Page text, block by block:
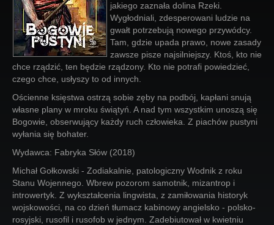
Więcej
Login
jakiego zaznała dolina Rzeki.
Wygłodniali, zdesperowani ludzie na
gwałt potrzebują nowego przywódcy.
Tam, gdzie upada prawo, nowe zasady
zawsze pisze najsilniejszy. Ktoś, kto nie
chce rządzić, ten będzie rządzony. Kto nie potrafi powiedzieć,
czego chce, usłyszy to od innych.
Ościenne księstwa ostrzą sobie zęby na podbój, kapłani snują
własne plany w mroku świątyń. A nad tym wszystkim unoszą się
Bogowie, obserwujący każdy ruch człowieka. Z piachów pustyni
wyłania się bohater.
Wydawca: Fabryka Słów (2018)
Michał Gołkowski - Zodiakalnie, patologiczny Wodnik z roku
Stanu Wojennego. Wbrew pozorom samotnik, mizantrop i
introwertyk. Z wykształcenia lingwista, z zamiłowania historyk
wojskowości, na co dzień tłumacz kabinowy angielsko - polsko-
rosyjski, rusofil i rusofob w jednym. Zadebiutował w kwietniu